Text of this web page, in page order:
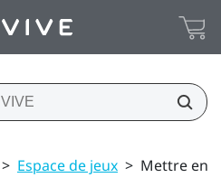
> Espace de jeux > Mettre en